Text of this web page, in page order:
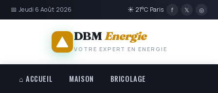
📅 Jeudi 6 Août 2026 ☀ 21°C Paris f 𝕏 ◎
DBMEnergie
VOTRE EXPERT EN ENERGIE
⌂ ACCUEIL MAISON
BRICOLAGE